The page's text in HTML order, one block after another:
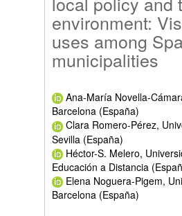
environment:
uses among
municipalities
Ana-María Novella-
Barcelona (España)
Clara Romero-Pérez,
Sevilla (España)
Héctor-S. Melero,
Educación a Distancia
Elena Noguera-Pigem,
Barcelona (España)